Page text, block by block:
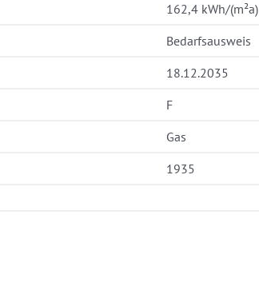
162,4 kWh/(m²a)
Bedarfsausweis
18.12.2035
F
Gas
1935